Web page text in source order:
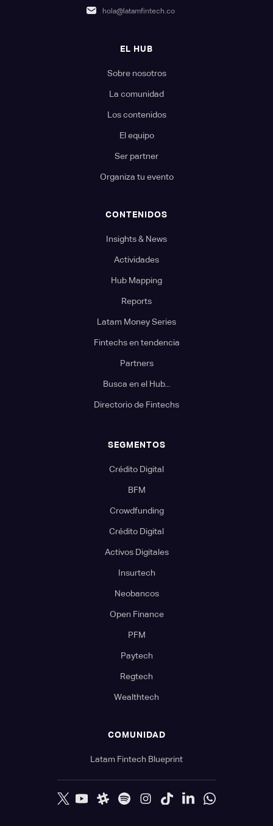
hola@latamfintech.co
EL HUB
Sobre nosotros
La comunidad
Los contenidos
El equipo
Ser partner
Organiza tu evento
CONTENIDOS
Insights & News
Actividades
Hub Mapping
Reports
Latam Money Series
Fintechs en tendencia
Partners
Busca en el Hub...
Directorio de Fintechs
SEGMENTOS
Crédito Digital
BFM
Crowdfunding
Crédito Digital
Activos Digitales
Insurtech
Neobancos
Open Finance
PFM
Paytech
Regtech
Wealthtech
COMUNIDAD
Latam Fintech Blueprint